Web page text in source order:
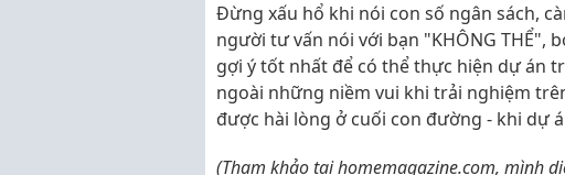
Đừng xấu hổ khi nói con số ngân sách,
người tư vấn nói với bạn "KHÔNG THỂ",
gợi ý tốt nhất để có thể thực hiện dự án
ngoài những niềm vui khi trải nghiệm
được hài lòng ở cuối con đường - khi dự
(Tham khảo tại homemagazine.com, mình